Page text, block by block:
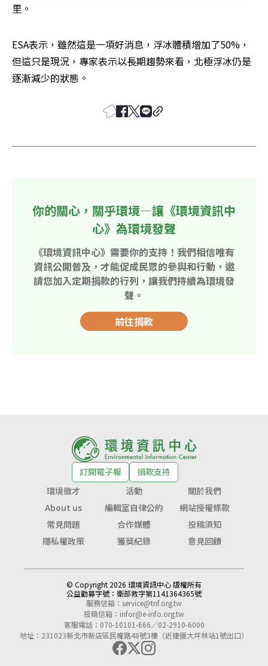
里。
ESA表示，雖然這是一項好消息，浮冰體積增加了50%，
但這只是現況，專家表示以長期趨勢來看，北極浮冰仍是
逐漸減少的狀態。
你的關心，關乎環境—讓《環境資訊中
心》為環境發聲
《環境資訊中心》需要你的支持！我們相信唯有
資訊公開普及，才能促成民眾的參與和行動，邀
請您加入定期捐款的行列，讓我們持續為環境發
聲。
前往捐款
訂閱電子報
捐款支持
環境徵才
活動
關於我們
About us
編輯室自律公約
網站授權條款
常見問題
合作媒體
投稿須知
隱私權政策
獲獎紀錄 意見回饋
© Copyright 2026 環境資訊中心 版權所有
公益勸募字號： 衛部救字第1141364365號
服務信箱： service@tnf.org.tw
投稿信箱： infor@e-info.org.tw
客服電話：070-10101-666／02-2910-6000
地址：231023新北市新店區民權路48號3樓（近捷運大坪林站1號出口）